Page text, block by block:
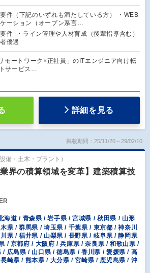
件（下記のいずれも満たしている方） ・WEB
ーション（オープン系言…
件 ・ライン管理や人材育成（後輩指導含む）
優遇
モートワーク×正社員」のITエンジニア向け転
サービス…
詳細を見る
掲載期間：25/11/20～29/02/10
備・土木・プラント）
業界の積算領域を変革】建築積算技
海道 / 青森県 / 岩手県 / 宮城県 / 秋田県 / 山形
県 / 群馬県 / 埼玉県 / 千葉県 / 東京都 / 神奈川
県 / 福井県 / 山梨県 / 長野県 / 岐阜県 / 静岡県
/ 京都府 / 大阪府 / 兵庫県 / 奈良県 / 和歌山県 /
/ 広島県 / 山口県 / 徳島県 / 香川県 / 愛媛県 / 高
崎県 / 熊本県 / 大分県 / 宮崎県 / 鹿児島県 / 沖